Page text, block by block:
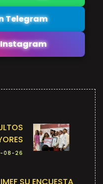
Telegram
Instagram
08-26
SU ENCUESTA